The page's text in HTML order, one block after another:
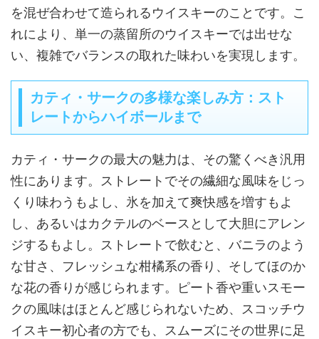
を混ぜ合わせて造られるウイスキーのことです。こ
れにより、単一の蒸留所のウイスキーでは出せな
い、複雑でバランスの取れた味わいを実現します。
カティ・サークの多様な楽しみ方：スト
レートからハイボールまで
カティ・サークの最大の魅力は、その驚くべき汎用
性にあります。ストレートでその繊細な風味をじっ
くり味わうもよし、氷を加えて爽快感を増すもよ
し、あるいはカクテルのベースとして大胆にアレン
ジするもよし。ストレートで飲むと、バニラのよう
な甘さ、フレッシュな柑橘系の香り、そしてほのか
な花の香りが感じられます。ピート香や重いスモー
クの風味はほとんど感じられないため、スコッチウ
イスキー初心者の方でも、スムーズにその世界に足